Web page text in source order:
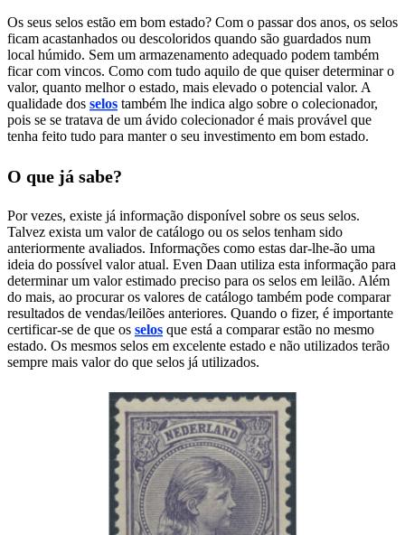
Os seus selos estão em bom estado? Com o passar dos anos, os selos
ficam acastanhados ou descoloridos quando são guardados num
local húmido. Sem um armazenamento adequado podem também
ficar com vincos. Como com tudo aquilo de que quiser determinar o
valor, quanto melhor o estado, mais elevado o potencial valor. A
qualidade dos selos também lhe indica algo sobre o colecionador,
pois se se tratava de um ávido colecionador é mais provável que
tenha feito tudo para manter o seu investimento em bom estado.
O que já sabe?
Por vezes, existe já informação disponível sobre os seus selos.
Talvez exista um valor de catálogo ou os selos tenham sido
anteriormente avaliados. Informações como estas dar-lhe-ão uma
ideia do possível valor atual. Even Daan utiliza esta informação para
determinar um valor estimado preciso para os selos em leilão. Além
do mais, ao procurar os valores de catálogo também pode comparar
resultados de vendas/leilões anteriores. Quando o fizer, é importante
certificar-se de que os selos que está a comparar estão no mesmo
estado. Os mesmos selos em excelente estado e não utilizados terão
sempre mais valor do que selos já utilizados.